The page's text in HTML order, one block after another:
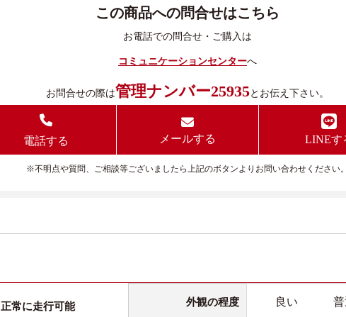
この商品への問合せはこちら
お電話での問合せ・ご購入は
コミュニケーションセンターへ
お問合せの際は管理ナンバー25935とお伝え下さい。
電話する メールする LINEす
※不明点や質問、ご相談等ございましたら上記のボタンよりお問い合わせください
正常に走行可能 外観の程度 良い